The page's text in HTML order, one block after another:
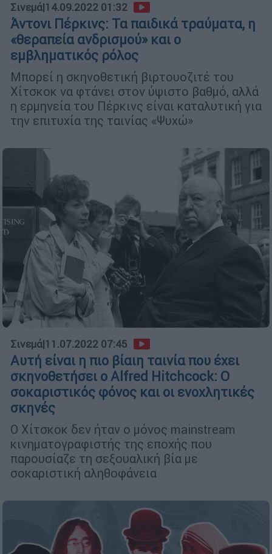
Σινεμά|14.09.2022 01:32
Άντονι Πέρκινς: Τα παιδικά τραύματα, η
«θεραπεία ανδρισμού» και ο
εμβληματικός ρόλος
Μπορεί η σκηνοθετική βιρτουοζιτέ του
Χίτσκοκ να φτάνει στον ύψιστο βαθμό, αλλά
η ερμηνεία του Πέρκινς είναι καταλυτική για
την επιτυχία της ταινίας «Ψυχώ»
Σινεμά|11.07.2022 07:45
Αυτή είναι η πιο βίαιη ταινία που έχει
σκηνοθετήσει ο Alfred Hitchcock: Ο
σοκαριστικός φόνος και οι ενοχλητικές
σκηνές
Ο Χίτσκοκ δεν ήταν ο μόνος mainstream
κινηματογραφιστής της εποχής που
παρουσίαζε τη σεξουαλική βία με
σοκαριστική αληθοφάνεια